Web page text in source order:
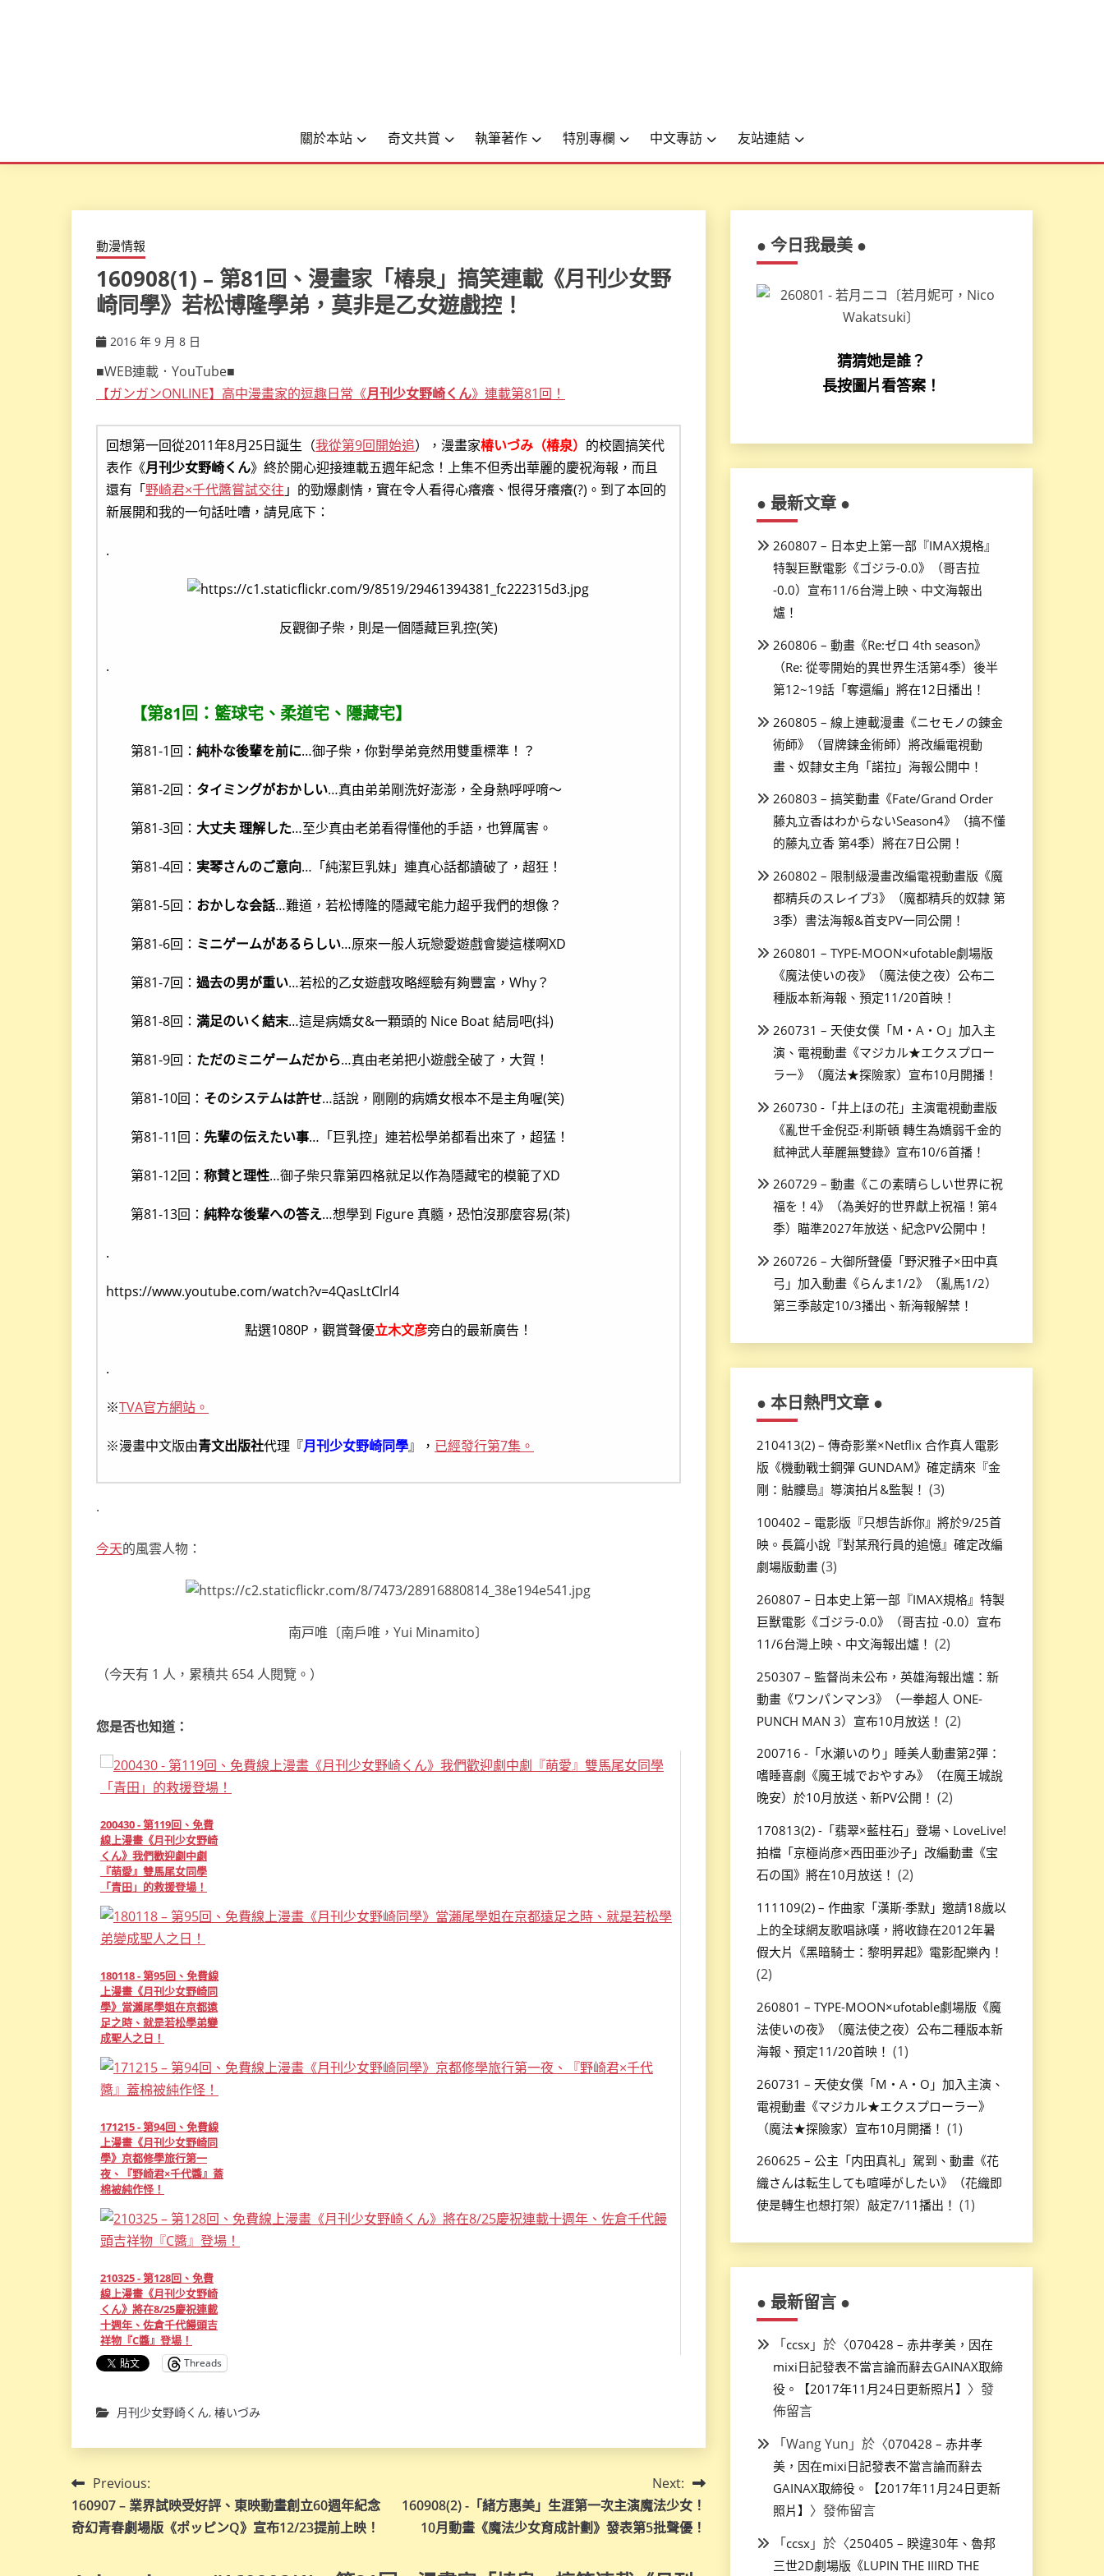
關於本站 奇文共賞 執筆著作 特別專欄 中文專訪 友站連結
動漫情報
160908(1) – 第81回、漫畫家「椿泉」搞笑連載《月刊少女野
崎同學》若松博隆學弟，莫非是乙女遊戲控！
2016 年 9 月 8 日
■WEB連載．YouTube■
【ガンガンONLINE】高中漫畫家的逗趣日常《月刊少女野崎くん》連載第81回！
回想第一回從2011年8月25日誕生（我從第9回開始追），漫畫家椿いづみ（椿泉） 的校園搞笑代
表作《月刊少女野崎くん》終於開心迎接連載五週年紀念！上集不但秀出華麗的慶祝海報，而且
還有「野崎君×千代醬嘗試交往 」的勁爆劇情，實在令人看得心癢癢、恨得牙癢癢(?)。到了本回的
新展開和我的一句話吐嘈，請見底下：
.
反觀御子柴，則是一個隱藏巨乳控(笑)
.
【第81回：籃球宅、柔道宅、隱藏宅】
第81-1回： 純朴な後輩を前に…御子柴，你對學弟竟然用雙重標準！？
第81-2回： タイミングがおかしい…真由弟弟剛洗好澎澎，全身熱呼呼唷～
第81-3回： 大丈夫 理解した…至少真由老弟看得懂他的手語，也算厲害。
第81-4回： 実琴さんのご意向…「純潔巨乳妹」連真心話都讀破了，超狂！
第81-5回： おかしな会話…難道，若松博隆的隱藏宅能力超乎我們的想像？
第81-6回： ミニゲームがあるらしい…原來一般人玩戀愛遊戲會變這樣啊XD
第81-7回： 過去の男が重い…若松的乙女遊戲攻略經驗有夠豐富，Why？
第81-8回： 満足のいく結末…這是病嬌女&一顆頭的 Nice Boat 結局吧(抖)
第81-9回： ただのミニゲームだから…真由老弟把小遊戲全破了，大賀！
第81-10回： そのシステムは許せ…話說，剛剛的病嬌女根本不是主角喔(笑)
第81-11回： 先輩の伝えたい事…「巨乳控」連若松學弟都看出來了，超猛！
第81-12回： 称賛と理性…御子柴只靠第四格就足以作為隱藏宅的模範了XD
第81-13回： 純粋な後輩への答え…想學到 Figure 真髓，恐怕沒那麼容易(茶)
.
https://www.youtube.com/watch?v=4QasLtClrl4
點選1080P，觀賞聲優立木文彦旁白的最新廣告！
.
※TVA官方網站。
※漫畫中文版由青文出版社代理『月刊少女野崎同學』， 已經發行第7集。
.
今天的風雲人物：
南戸唯〔南戶唯，Yui Minamito〕
（今天有 1 人，累積共 654 人閱覽。）
您是否也知道：
200430 - 第119回、免費
線上漫畫《月刊少女野崎
くん》我們歡迎劇中劇
『萌愛』雙馬尾女同學
「青田」的救援登場！
180118 - 第95回、免費線
上漫畫《月刊少女野崎同
學》當瀨尾學姐在京都遠
足之時、就是若松學弟變
成聖人之日！
171215 - 第94回、免費線
上漫畫《月刊少女野崎同
學》京都修學旅行第一
夜、『野崎君×千代醬』蓋
棉被純作怪！
210325 - 第128回、免費
線上漫畫《月刊少女野崎
くん》將在8/25慶祝連載
十週年、佐倉千代饅頭吉
祥物『C醬』登場！
Threads
月刊少女野崎くん, 椿いづみ
文
章
Previous:
160907 – 業界試映受好評、東映動畫創立60週年紀念
奇幻青春劇場版《ポッピンQ》宣布12/23提前上映！
Next:
160908(2) -「緒方惠美」生涯第一次主演魔法少女！
10月動畫《魔法少女育成計劃》發表第5批聲優！
● 今日我最美 ●
猜猜她是誰？
長按圖片看答案！
● 最新文章 ●
260807 – 日本史上第一部『IMAX規格』
特製巨獸電影《ゴジラ-0.0》（哥吉拉
-0.0）宣布11/6台灣上映、中文海報出
爐！
260806 – 動畫《Re:ゼロ 4th season》
（Re: 從零開始的異世界生活第4季）後半
第12~19話「奪還編」將在12日播出！
260805 – 線上連載漫畫《ニセモノの錬金
術師》（冒牌鍊金術師）將改編電視動
畫、奴隸女主角「諾拉」海報公開中！
260803 – 搞笑動畫《Fate/Grand Order
藤丸立香はわからないSeason4》（搞不懂
的藤丸立香 第4季）將在7日公開！
260802 – 限制級漫畫改編電視動畫版《魔
都精兵のスレイブ3》（魔都精兵的奴隸 第
3季）書法海報&首支PV一同公開！
260801 – TYPE-MOON×ufotable劇場版
《魔法使いの夜》（魔法使之夜）公布二
種版本新海報、預定11/20首映！
260731 – 天使女僕「M・A・O」加入主
演、電視動畫《マジカル★エクスプロー
ラー》（魔法★探險家）宣布10月開播！
260730 -「井上ほの花」主演電視動畫版
《亂世千金倪亞·利斯頓 轉生為嬌弱千金的
弒神武人華麗無雙錄》宣布10/6首播！
260729 – 動畫《この素晴らしい世界に祝
福を！4》（為美好的世界獻上祝福！第4
季）瞄準2027年放送、紀念PV公開中！
260726 – 大御所聲優「野沢雅子×田中真
弓」加入動畫《らんま1/2》（亂馬1/2）
第三季敲定10/3播出、新海報解禁！
● 本日熱門文章 ●
210413(2) – 傳奇影業×Netflix 合作真人電影
版《機動戰士鋼彈 GUNDAM》確定請來『金
剛：骷髏島』導演拍片&監製！ (3)
100402 – 電影版『只想告訴你』將於9/25首
映。長篇小說『對某飛行員的追憶』確定改編
劇場版動畫 (3)
260807 – 日本史上第一部『IMAX規格』特製
巨獸電影《ゴジラ-0.0》（哥吉拉 -0.0）宣布
11/6台灣上映、中文海報出爐！ (2)
250307 – 監督尚未公布，英雄海報出爐：新
動畫《ワンパンマン3》（一拳超人 ONE-
PUNCH MAN 3）宣布10月放送！ (2)
200716 -「水瀬いのり」睡美人動畫第2彈：
嗜睡喜劇《魔王城でおやすみ》（在魔王城說
晚安）於10月放送、新PV公開！ (2)
170813(2) -「翡翠×藍柱石」登場、LoveLive!
拍檔「京極尚彦×西田亜沙子」改編動畫《宝
石の国》將在10月放送！ (2)
111109(2) – 作曲家「漢斯·季默」邀請18歲以
上的全球網友歌唱詠嘆，將收錄在2012年暑
假大片《黑暗騎士：黎明昇起》電影配樂內！
(2)
260801 – TYPE-MOON×ufotable劇場版《魔
法使いの夜》（魔法使之夜）公布二種版本新
海報、預定11/20首映！ (1)
260731 – 天使女僕「M・A・O」加入主演、
電視動畫《マジカル★エクスプローラー》
（魔法★探險家）宣布10月開播！ (1)
260625 – 公主「内田真礼」駕到、動畫《花
織さんは転生しても喧嘩がしたい》（花織即
使是轉生也想打架）敲定7/11播出！ (1)
● 最新留言 ●
「ccsx」於〈070428 – 赤井孝美，因在
mixi日記發表不當言論而辭去GAINAX取締
役。【2017年11月24日更新照片】 〉發
佈留言
「Wang Yun 」於〈070428 – 赤井孝
美，因在mixi日記發表不當言論而辭去
GAINAX取締役。【2017年11月24日更新
照片】 〉發佈留言
「ccsx」於〈250405 – 睽違30年、魯邦
三世2D劇場版《LUPIN THE IIIRD THE